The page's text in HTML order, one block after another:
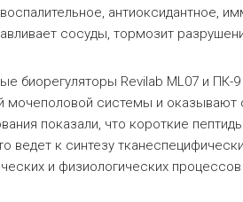
антиоксидантное,
сосуды, тормозит
биорегуляторы Revilab ML07 и
мочеполовой системы и оказывают
показали, что короткие
ведет к синтезу
и физиологических